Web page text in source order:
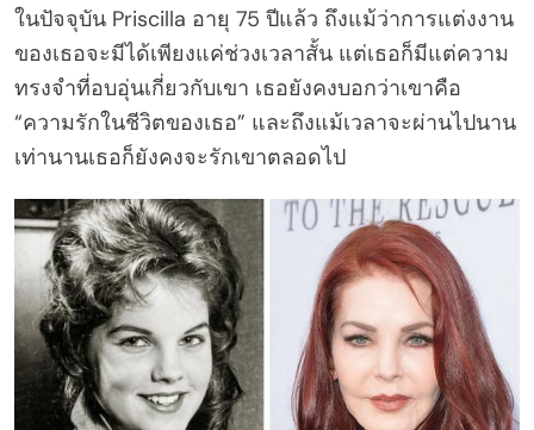
ในปัจจุบัน Priscilla อายุ 75 ปีแล้ว ถึงแม้ว่าการแต่งงาน
ของเธอจะมีได้เพียงแค่ช่วงเวลาสั้น แต่เธอก็มีแต่ความ
ทรงจำที่อบอุ่นเกี่ยวกับเขา เธอยังคงบอกว่าเขาคือ
“ความรักในชีวิตของเธอ” และถึงแม้เวลาจะผ่านไปนาน
เท่านานเธอก็ยังคงจะรักเขาตลอดไป